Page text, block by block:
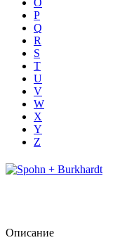
O
P
Q
R
S
T
U
V
W
X
Y
Z
Описание